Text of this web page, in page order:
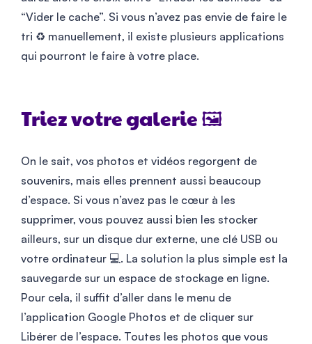
“Vider le cache”. Si vous n’avez pas envie de faire le
tri ♻️ manuellement, il existe plusieurs applications
qui pourront le faire à votre place.
Triez votre galerie 🖼️
On le sait, vos photos et vidéos regorgent de
souvenirs, mais elles prennent aussi beaucoup
d’espace. Si vous n’avez pas le cœur à les
supprimer, vous pouvez aussi bien les stocker
ailleurs, sur un disque dur externe, une clé USB ou
votre ordinateur 💻. La solution la plus simple est la
sauvegarde sur un espace de stockage en ligne.
Pour cela, il suffit d’aller dans le menu de
l’application Google Photos et de cliquer sur
Libérer de l’espace. Toutes les photos que vous